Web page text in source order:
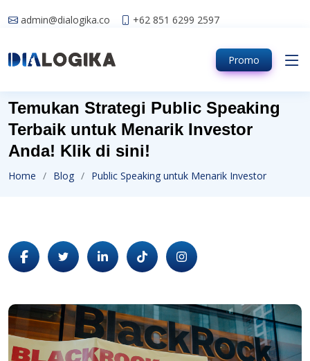
admin@dialogika.co +62 851 6299 2597
Promo
Temukan Strategi Public Speaking
Terbaik untuk Menarik Investor
Anda! Klik di sini!
Home Blog Public Speaking untuk Menarik Investor